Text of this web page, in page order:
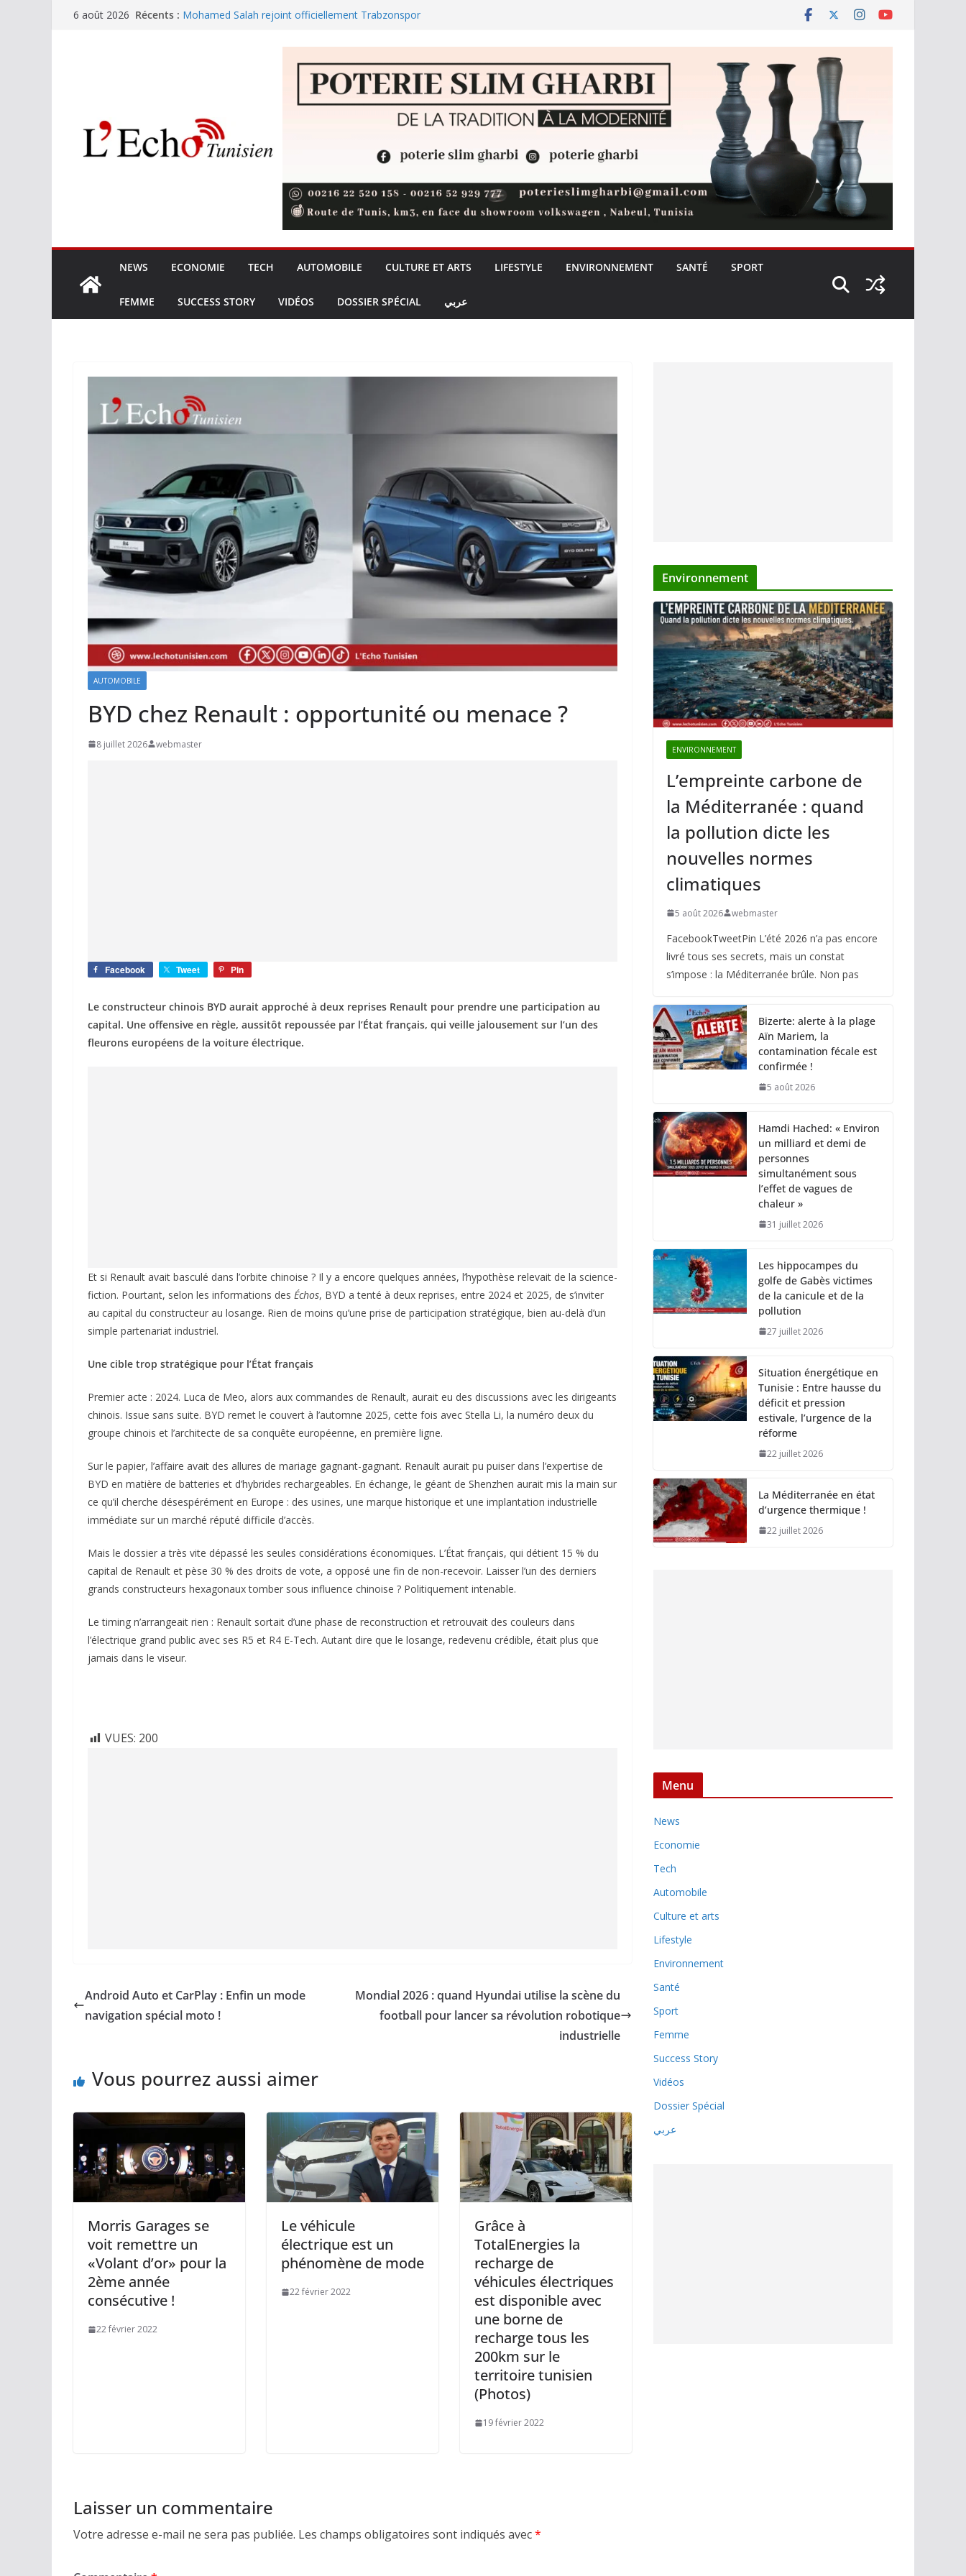
Passer6 août 2026 Récents : Mohamed Salah rejoint officiellement Trabzonspor
les prérogatives et la qualité de la formation + (Vidéo)
Les opérateurs privés gèrent 73 % des réserves de pommes
8,425 MDT pour le nettoyage des plages et des zones
touristiques en haute saison
NEWS ECONOMIE TECH AUTOMOBILE CULTURE ET ARTS LIFESTYLE ENVIRONNEMENT SANTÉ SPORT
FEMME SUCCESS STORY VIDÉOS DOSSIER SPÉCIAL عربي
AUTOMOBILE
BYD chez Renault : opportunité ou menace ?
8 juillet 2026 webmaster
Facebook Tweet Pin
Le constructeur chinois BYD aurait approché à deux reprises Renault pour prendre une participation au
capital. Une offensive en règle, aussitôt repoussée par l’État français, qui veille jalousement sur l’un des
fleurons européens de la voiture électrique.
Et si Renault avait basculé dans l’orbite chinoise ? Il y a encore quelques années, l’hypothèse relevait de la science-
fiction. Pourtant, selon les informations des Échos, BYD a tenté à deux reprises, entre 2024 et 2025, de s’inviter
au capital du constructeur au losange. Rien de moins qu’une prise de participation stratégique, bien au-delà d’un
simple partenariat industriel.
Une cible trop stratégique pour l’État français
Premier acte : 2024. Luca de Meo, alors aux commandes de Renault, aurait eu des discussions avec les dirigeants
chinois. Issue sans suite. BYD remet le couvert à l’automne 2025, cette fois avec Stella Li, la numéro deux du
groupe chinois et l’architecte de sa conquête européenne, en première ligne.
Sur le papier, l’affaire avait des allures de mariage gagnant-gagnant. Renault aurait pu puiser dans l’expertise de
BYD en matière de batteries et d’hybrides rechargeables. En échange, le géant de Shenzhen aurait mis la main sur
ce qu’il cherche désespérément en Europe : des usines, une marque historique et une implantation industrielle
immédiate sur un marché réputé difficile d’accès.
Mais le dossier a très vite dépassé les seules considérations économiques. L’État français, qui détient 15 % du
capital de Renault et pèse 30 % des droits de vote, a opposé une fin de non-recevoir. Laisser l’un des derniers
grands constructeurs hexagonaux tomber sous influence chinoise ? Politiquement intenable.
Le timing n’arrangeait rien : Renault sortait d’une phase de reconstruction et retrouvait des couleurs dans
l’électrique grand public avec ses R5 et R4 E-Tech. Autant dire que le losange, redevenu crédible, était plus que
jamais dans le viseur.
VUES: 200
Android Auto et CarPlay : Enfin un mode
navigation spécial moto !
Mondial 2026 : quand Hyundai utilise la scène du
football pour lancer sa révolution robotique
industrielle
Vous pourrez aussi aimer
Morris Garages se
voit remettre un
«Volant d’or» pour la
2ème année
consécutive !
22 février 2022
Le véhicule
électrique est un
phénomène de mode
22 février 2022
Grâce à
TotalEnergies la
recharge de
véhicules électriques
est disponible avec
une borne de
recharge tous les
200km sur le
territoire tunisien
(Photos)
19 février 2022
Laisser un commentaire
Votre adresse e-mail ne sera pas publiée. Les champs obligatoires sont indiqués avec*
Environnement
ENVIRONNEMENT
L’empreinte carbone de
la Méditerranée : quand
la pollution dicte les
nouvelles normes
climatiques
5 août 2026 webmaster
FacebookTweetPin L’été 2026 n’a pas encore
livré tous ses secrets, mais un constat
s’impose : la Méditerranée brûle. Non pas
Bizerte: alerte à la plage
Aïn Mariem, la
contamination fécale est
confirmée !
5 août 2026
Hamdi Hached: « Environ
un milliard et demi de
personnes
simultanément sous
l’effet de vagues de
chaleur »
31 juillet 2026
Les hippocampes du
golfe de Gabès victimes
de la canicule et de la
pollution
27 juillet 2026
Situation énergétique en
Tunisie : Entre hausse du
déficit et pression
estivale, l’urgence de la
réforme
22 juillet 2026
La Méditerranée en état
d’urgence thermique !
22 juillet 2026
Menu
News
Economie
Tech
Automobile
Culture et arts
Lifestyle
Environnement
Santé
Sport
Femme
Success Story
Vidéos
Dossier Spécial
عربي